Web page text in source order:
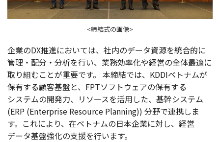
<締結式の画像>
企業のDX推進においては、 社内のデータ資源を統合的に
管理 ・ 配分 ・ 分析を行い、 業務効率化や経営の全体最適に
取り組むことが重要です。 本締結では、KDDIベトナムが
保有する顧客基盤と、FPTソフトウェアの保有する
システムの開発力、 リソースを活用した、 基幹システム
(ERP (Enterprise Resource Planning)) 分野で連携しま
す。これにより、在ベトナムの日本企業に対し、 経営
データ基盤強化の支援を行います。